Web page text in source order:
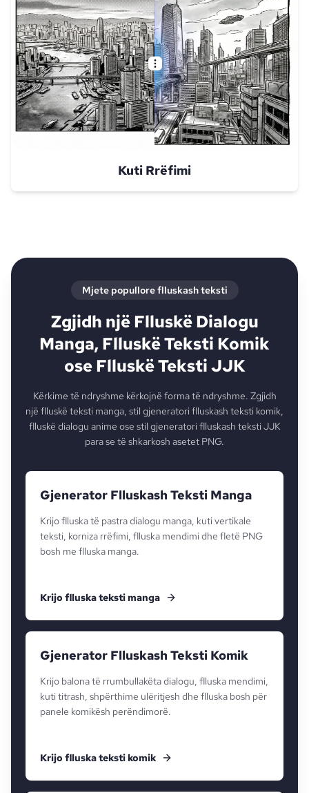
Kuti Rrëfimi
Mjete popullore flluskash teksti
Zgjidh një Flluskë Dialogu
Manga, Flluskë Teksti Komik
ose Flluskë Teksti JJK
Kërkime të ndryshme kërkojnë forma të ndryshme. Zgjidh
një flluskë teksti manga, stil gjeneratori flluskash teksti komik,
flluskë dialogu anime ose stil gjeneratori flluskash teksti JJK
para se të shkarkosh asetet PNG.
Gjenerator Flluskash Teksti Manga
Krijo flluska të pastra dialogu manga, kuti vertikale
teksti, korniza rrëfimi, flluska mendimi dhe fletë PNG
bosh me flluska manga.
Krijo flluska teksti manga
Gjenerator Flluskash Teksti Komik
Krijo balona të rrumbullakëta dialogu, flluska mendimi,
kuti titrash, shpërthime ulëritjesh dhe flluska bosh për
panele komikësh perëndimorë.
Krijo flluska teksti komik